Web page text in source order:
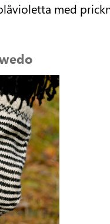
med